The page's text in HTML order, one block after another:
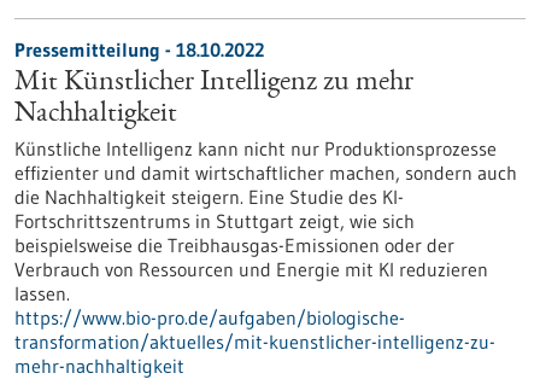
Pressemitteilung - 18.10.2022
Mit Künstlicher Intelligenz zu mehr
Nachhaltigkeit
Künstliche Intelligenz kann nicht nur Produktionsprozesse
effizienter und damit wirtschaftlicher machen, sondern auch
die Nachhaltigkeit steigern. Eine Studie des KI-
Fortschrittszentrums in Stuttgart zeigt, wie sich
beispielsweise die Treibhausgas-Emissionen oder der
Verbrauch von Ressourcen und Energie mit KI reduzieren
lassen.
https://www.bio-pro.de/aufgaben/biologische-
transformation/aktuelles/mit-kuenstlicher-intelligenz-zu-
mehr-nachhaltigkeit